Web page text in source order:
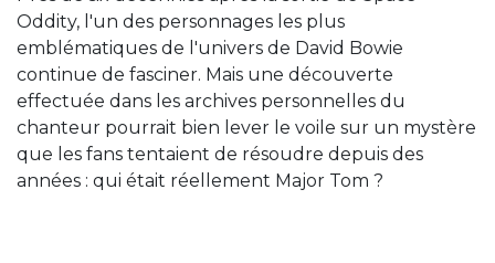
Oddity, l'un des personnages les plus
emblématiques de l'univers de David Bowie
continue de fasciner. Mais une découverte
effectuée dans les archives personnelles du
chanteur pourrait bien lever le voile sur un mystère
que les fans tentaient de résoudre depuis des
années : qui était réellement Major Tom ?